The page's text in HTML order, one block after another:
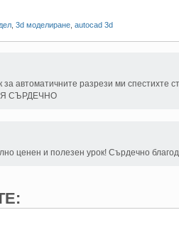
3d моделиране autocad 3d
за автоматичните разрези ми спестихте
СЪРДЕЧНО
ценен и полезен урок! Сърдечно